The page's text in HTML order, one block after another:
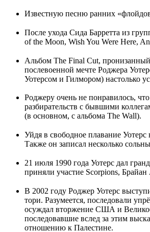
Известную песню ранних
После ухода Сида Барретта из
of the Moon, Wish You Were Here,
Альбом The Final Cut,
послевоенной мечте Роджера
Уотерсом и Гилмором) настолько
Роджеру очень не понравилось,
разбирательств с бывшими
(в основном, с альбома The Wall).
Уйдя в свободное плавание
Также он записал несколько
21 июля 1990 года Уотерс дал
приняли участие Scorpions,
В 2002 году Роджер Уотерс
тори. Разумеется, последовали
осуждал вторжение США и
последовавшие вслед за этим
отношению к Палестине.